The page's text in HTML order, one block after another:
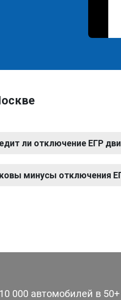
ли отключение ЕГР
минусы отключения
000 автомобилей в